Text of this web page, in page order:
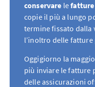
conservare le
copie il più a lungo
termine fissato dalla
l’inoltro delle
Oggigiorno la
più inviare le fatture
delle assicurazioni